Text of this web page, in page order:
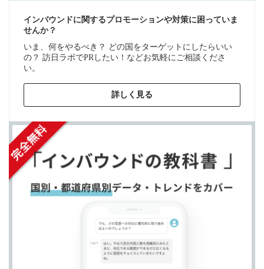
インバウンドに関するプロモーションや対策に困っていま
せんか？
いま、何をやるべき？ どの国をターゲットにしたらいい
の？ 訪日ラボでPRしたい！などお気軽にご相談くださ
い。
詳しく見る